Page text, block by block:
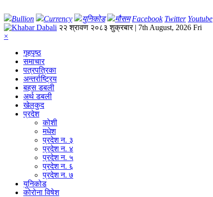
Bullion Currency युनिकोड मौसम Facebook Twitter Youtube
२२ श्रावण २०८३ शुक्रबार | 7th August, 2026 Fri
×
गृहपृष्‍ठ
समाचार
पत्रपत्रिका
अन्तर्राष्ट्रिय
बहस डबली
अर्थ डबली
खेलकुद
प्रदेश
कोशी
मधेश
प्रदेश न. ३
प्रदेश न. ४
प्रदेश न. ५
प्रदेश न. ६
प्रदेश न. ७
युनिकोड
कोरोना विषेश